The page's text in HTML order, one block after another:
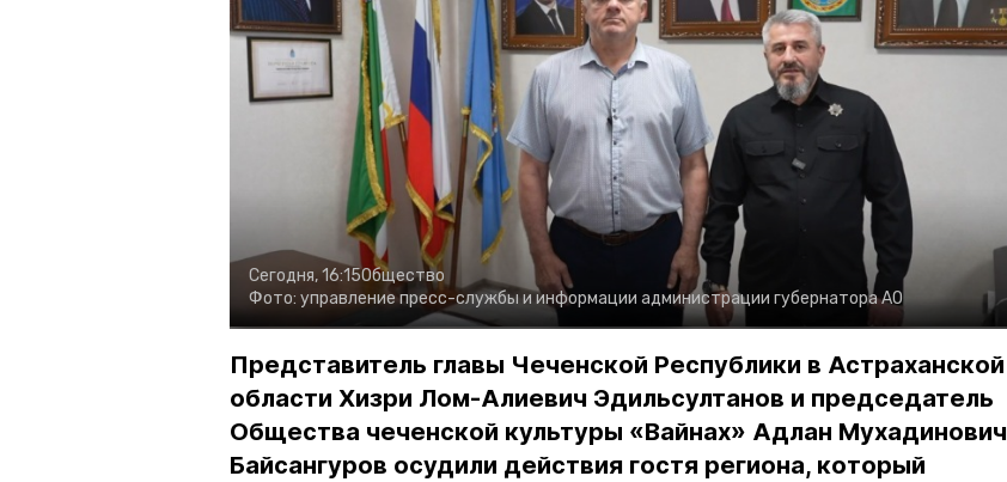
Сегодня, 16:15Общество
Фото: управление пресс-службы и информации администрации губернатора АО
Представитель главы Чеченской Республики в Астраханской
области Хизри Лом-Алиевич Эдильсултанов и председатель
Общества чеченской культуры «Вайнах» Адлан Мухадинович
Байсангуров осудили действия гостя региона, который